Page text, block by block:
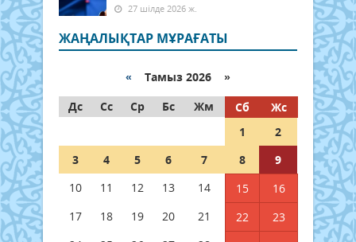
27 шілде 2026 ж.
ЖАҢАЛЫҚТАР МҰРАҒАТЫ
« Тамыз 2026 »
Дс
Сс Ср Бс Жм Сб
Жс
1
2
3
4 5 6 7 8
9
10
11 12 13 14 15
16
17
18 19 20 21 22
23